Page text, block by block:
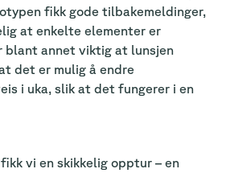
fikk gode tilbakemeldinger,
at enkelte elementer er
blant annet viktig at lunsjen
det er mulig å endre
i uka, slik at det fungerer i en
vi en skikkelig opptur – en